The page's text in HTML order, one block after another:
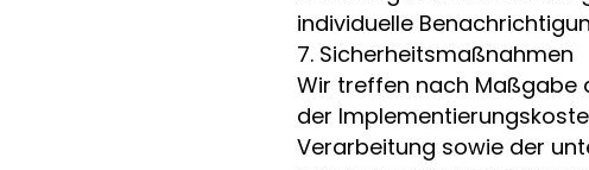
individuelle
7. Sicherheitsmaßnahmen
Wir treffen nach Maßgabe
der
Verarbeitung sowie der